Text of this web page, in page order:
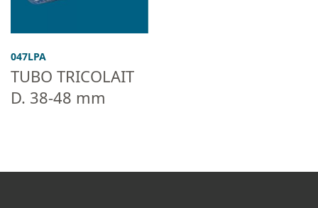
047LPA
TUBO TRICOLAIT
D. 38-48 mm